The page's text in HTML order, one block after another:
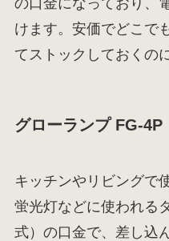
の口金になっており、
けます。安価でどこで
てストックしておくの
グローランプ FG-4P
キッチンやリビングで
蛍光灯などに使われる
式）の口金で、差し込